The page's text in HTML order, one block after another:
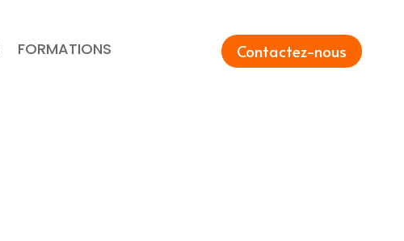
FORMATIONS Contactez-nous